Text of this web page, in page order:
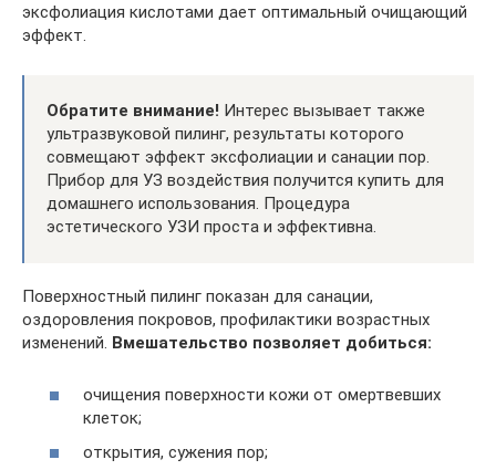
эксфолиация кислотами дает оптимальный очищающий
эффект.
Обратите внимание! Интерес вызывает также
ультразвуковой пилинг, результаты которого
совмещают эффект эксфолиации и санации пор.
Прибор для УЗ воздействия получится купить для
домашнего использования. Процедура
эстетического УЗИ проста и эффективна.
Поверхностный пилинг показан для санации,
оздоровления покровов, профилактики возрастных
изменений. Вмешательство позволяет добиться:
очищения поверхности кожи от омертвевших
клеток;
открытия, сужения пор;